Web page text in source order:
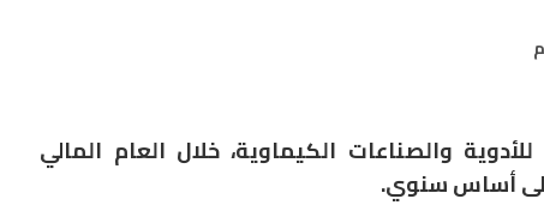
والصناعات الكيماوية، خلال العام المالي